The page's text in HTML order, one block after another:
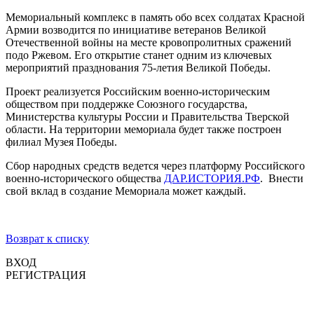
Мемориальный комплекс в память обо всех солдатах Красной
Армии возводится по инициативе ветеранов Великой
Отечественной войны на месте кровопролитных сражений
подо Ржевом. Его открытие станет одним из ключевых
мероприятий празднования 75-летия Великой Победы.
Проект реализуется Российским военно-историческим
обществом при поддержке Союзного государства,
Министерства культуры России и Правительства Тверской
области. На территории мемориала будет также построен
филиал Музея Победы.
Сбор народных средств ведется через платформу Российского
военно-исторического общества ДАР.ИСТОРИЯ.РФ. Внести
свой вклад в создание Мемориала может каждый.
Возврат к списку
ВХОД
РЕГИСТРАЦИЯ